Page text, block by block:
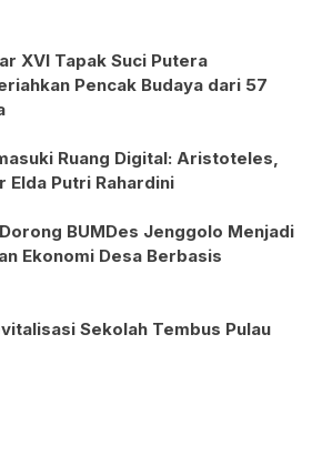
XVI Tapak Suci Putera
Pencak Budaya dari 57
Ruang Digital: Aristoteles,
Elda Putri Rahardini
BUMDes Jenggolo Menjadi
Ekonomi Desa Berbasis
Sekolah Tembus Pulau